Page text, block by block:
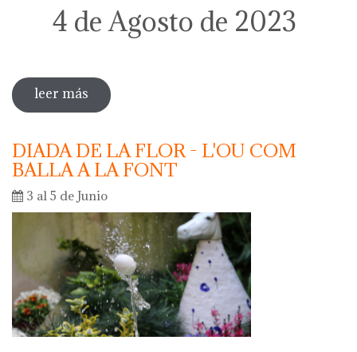
4 de Agosto de 2023
leer más sobre 73 "festa del càntir"
DIADA DE LA FLOR - L'OU COM
BALLA A LA FONT
3 al 5 de Junio